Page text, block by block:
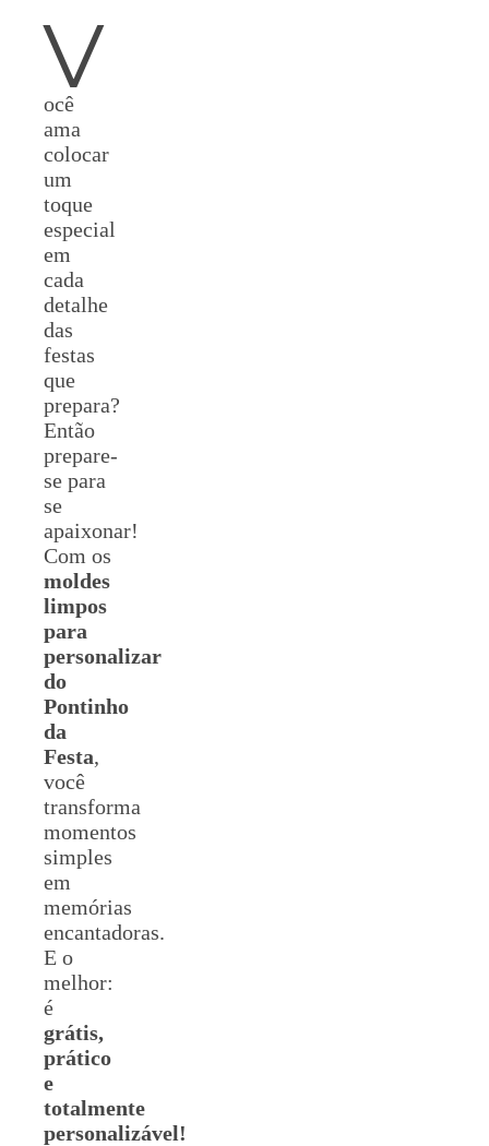
V
ocê
ama
colocar
um
toque
especial
em
cada
detalhe
das
festas
que
prepara?
Então
prepare-
se para
se
apaixonar!
Com os
moldes
limpos
para
personalizar
do
Pontinho
da
Festa,
você
transforma
momentos
simples
em
memórias
encantadoras.
E o
melhor:
é
grátis,
prático
e
totalmente
personalizável!